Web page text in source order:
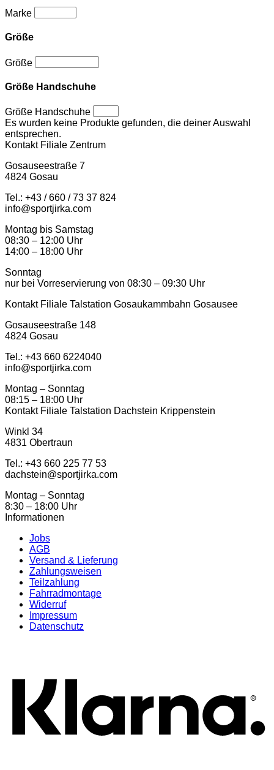
Marke
Größe
Größe
Größe Handschuhe
Größe Handschuhe
Es wurden keine Produkte gefunden, die deiner Auswahl
entsprechen.
Kontakt Filiale Zentrum
Gosauseestraße 7
4824 Gosau
Tel.: +43 / 660 / 73 37 824
info@sportjirka.com
Montag bis Samstag
08:30 – 12:00 Uhr
14:00 – 18:00 Uhr
Sonntag
nur bei Vorreservierung von 08:30 – 09:30 Uhr
Kontakt Filiale Talstation Gosaukammbahn Gosausee
Gosauseestraße 148
4824 Gosau
Tel.: ‭+43 660 6224040‬
info@sportjirka.com
Montag – Sonntag
08:15 – 18:00 Uhr
Kontakt Filiale Talstation Dachstein Krippenstein
Winkl 34
4831 Obertraun
Tel.: ‭+43 660 225 77 53
dachstein@sportjirka.com
Montag – Sonntag
8:30 – 18:00 Uhr
Informationen
Jobs
AGB
Versand & Lieferung
Zahlungsweisen
Teilzahlung
Fahrradmontage
Widerruf
Impressum
Datenschutz